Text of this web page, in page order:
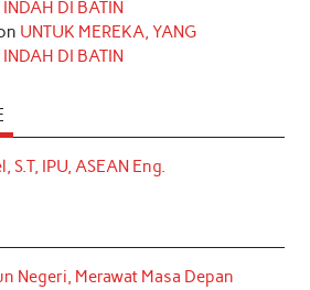
INDAH DI BATIN
UNTUK MEREKA, YANG
INDAH DI BATIN
S.T, IPU, ASEAN Eng.
Negeri, Merawat Masa Depan